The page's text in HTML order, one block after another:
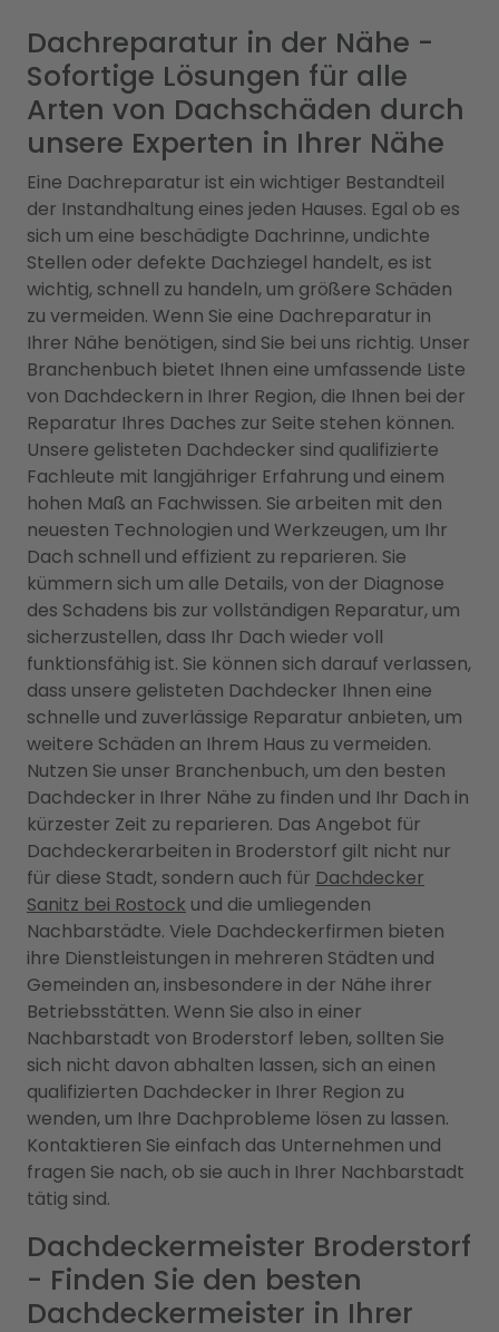
Dachreparatur in der Nähe -
Sofortige Lösungen für alle
Arten von Dachschäden durch
unsere Experten in Ihrer Nähe
Eine Dachreparatur ist ein wichtiger Bestandteil
der Instandhaltung eines jeden Hauses. Egal ob es
sich um eine beschädigte Dachrinne, undichte
Stellen oder defekte Dachziegel handelt, es ist
wichtig, schnell zu handeln, um größere Schäden
zu vermeiden. Wenn Sie eine Dachreparatur in
Ihrer Nähe benötigen, sind Sie bei uns richtig. Unser
Branchenbuch bietet Ihnen eine umfassende Liste
von Dachdeckern in Ihrer Region, die Ihnen bei der
Reparatur Ihres Daches zur Seite stehen können.
Unsere gelisteten Dachdecker sind qualifizierte
Fachleute mit langjähriger Erfahrung und einem
hohen Maß an Fachwissen. Sie arbeiten mit den
neuesten Technologien und Werkzeugen, um Ihr
Dach schnell und effizient zu reparieren. Sie
kümmern sich um alle Details, von der Diagnose
des Schadens bis zur vollständigen Reparatur, um
sicherzustellen, dass Ihr Dach wieder voll
funktionsfähig ist. Sie können sich darauf verlassen,
dass unsere gelisteten Dachdecker Ihnen eine
schnelle und zuverlässige Reparatur anbieten, um
weitere Schäden an Ihrem Haus zu vermeiden.
Nutzen Sie unser Branchenbuch, um den besten
Dachdecker in Ihrer Nähe zu finden und Ihr Dach in
kürzester Zeit zu reparieren. Das Angebot für
Dachdeckerarbeiten in Broderstorf gilt nicht nur
für diese Stadt, sondern auch für Dachdecker
Sanitz bei Rostock und die umliegenden
Nachbarstädte. Viele Dachdeckerfirmen bieten
ihre Dienstleistungen in mehreren Städten und
Gemeinden an, insbesondere in der Nähe ihrer
Betriebsstätten. Wenn Sie also in einer
Nachbarstadt von Broderstorf leben, sollten Sie
sich nicht davon abhalten lassen, sich an einen
qualifizierten Dachdecker in Ihrer Region zu
wenden, um Ihre Dachprobleme lösen zu lassen.
Kontaktieren Sie einfach das Unternehmen und
fragen Sie nach, ob sie auch in Ihrer Nachbarstadt
tätig sind.
Dachdeckermeister Broderstorf
- Finden Sie den besten
Dachdeckermeister in Ihrer